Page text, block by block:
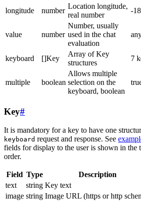
longitude
number
Location longitude,
real number
-
value number
Number, usually
used in the chat
evaluation
keyboard []Key
Array of Key
structures
7
multiple boolean
Allows multiple
selection on the
keyboard, boolean
Key#
It is mandatory for a key to have one
keyboard request and response. See
fields for display to the user is shown in the
order.
Field Type Description
text
string Key text
image string Image URL (https or http